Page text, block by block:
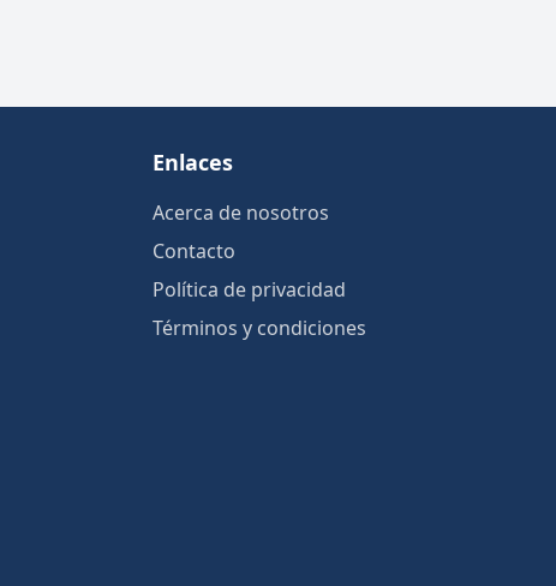
Enlaces
Acerca de nosotros
Contacto
Política de privacidad
Términos y condiciones